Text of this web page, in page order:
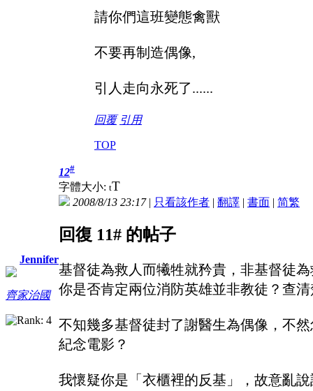
請你們這班變態禽獸
不要再制造偶像,
引人走向永死了......
回覆 引用
TOP
Jennifer
齊家治國
12#
字體大小: tT
2008/8/13 23:17| 只看該作者 | 翻譯 | 書面 | 简繁
回復 11# 的帖子
基督徒為救人而犧牲就矜貴，非基督徒
你是否肯定兩位消防英雄並非教徒？查清
不知幾多基督徒封了謝醫生為偶像，不
紀念電影？
我懷疑你是「衣櫃裡的反基」，故意亂